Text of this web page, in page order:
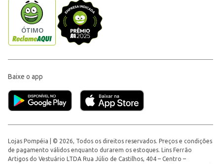
Baixe o app
Lojas Pompéia | © 2026, Todos os direitos reservados. Preços e condições
de pagamento válidos enquanto durarem os estoques. Lins Ferrão
Artigos do Vestuário LTDA Rua Júlio de Castilhos, 404 – Centro –